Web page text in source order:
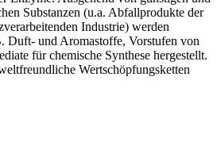
Substanzen (u.a. Abfallprodukte der
Industrie) werden
Duft- und Aromastoffe, Vorstufen von
für chemische Synthese hergestellt.
Wertschöpfungsketten